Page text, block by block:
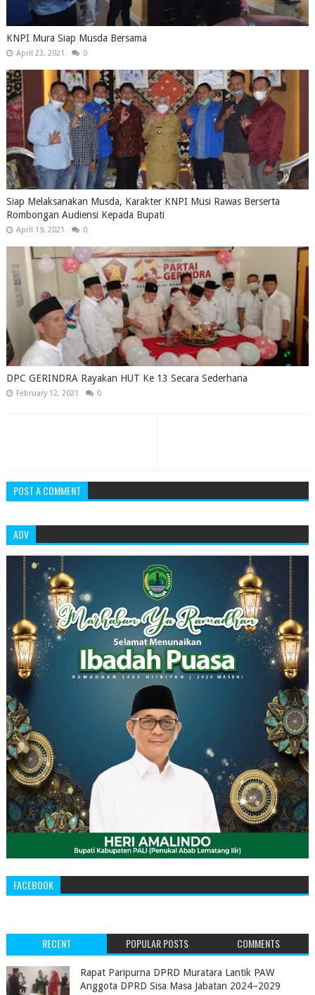
KNPI Mura Siap Musda Bersama
April 23, 2021 0
Siap Melaksanakan Musda, Karakter KNPI Musi Rawas Berserta
Rombongan Audiensi Kepada Bupati
April 19, 2021 0
DPC GERINDRA Rayakan HUT Ke 13 Secara Sederhana
February 12, 2021 0
POST A COMMENT
ADV
FACEBOOK
RECENT POPULAR POSTS COMMENTS
‎Rapat Paripurna DPRD Muratara Lantik PAW
Anggota DPRD Sisa Masa Jabatan 2024–2029 ‎